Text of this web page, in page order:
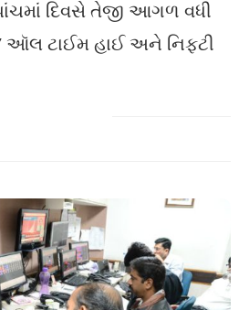
દિવસે તેજી આગળ વધી
ઑલ ટાઈમ હાઈ અને નિફટી